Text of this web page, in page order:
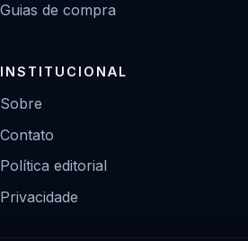
Guias de compra
INSTITUCIONAL
Sobre
Contato
Política editorial
Privacidade